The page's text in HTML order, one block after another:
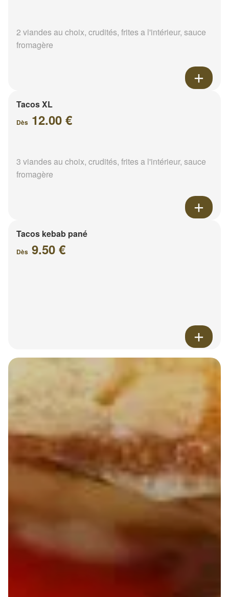
2 viandes au choix, crudités, frites a l'intérieur, sauce
fromagère
Tacos XL
Dès 12.00 €
3 viandes au choix, crudités, frites a l'intérieur, sauce
fromagère
Tacos kebab pané
Dès 9.50 €